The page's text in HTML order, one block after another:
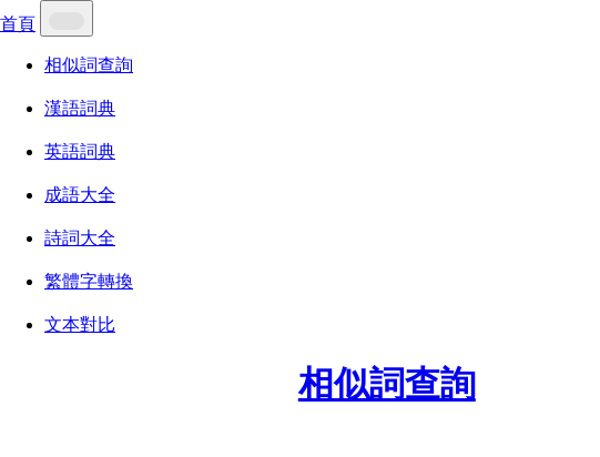
首頁
相似詞查詢
漢語詞典
英語詞典
成語大全
詩詞大全
繁體字轉換
文本對比
相似詞查詢